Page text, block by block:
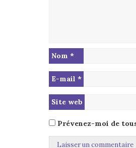
Nom *
E-mail *
Site web
Prévenez-moi de